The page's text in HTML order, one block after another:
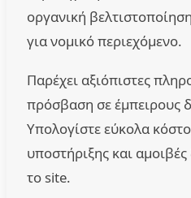
οργανική
για νομικό περιεχόμενο.
Παρέχει αξιόπιστες
πρόσβαση σε έμπειρους
Υπολογίστε εύκολα
υποστήριξης και
το site.